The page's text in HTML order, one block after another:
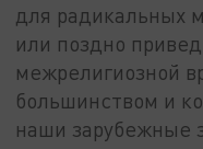
для радикальных
или поздно
межрелигиозной
большинством и
наши зарубежные